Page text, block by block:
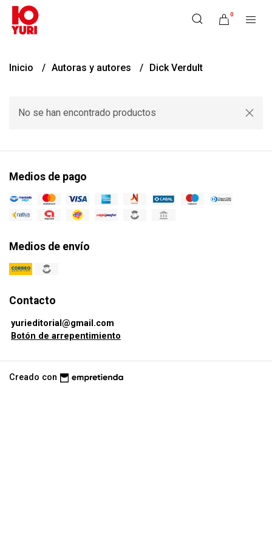
0
Inicio Autoras y autores Dick Verdult
No se han encontrado productos
Medios de pago
Medios de envío
Contacto
yurieditorial@gmail.com
Botón de arrepentimiento
Creado con